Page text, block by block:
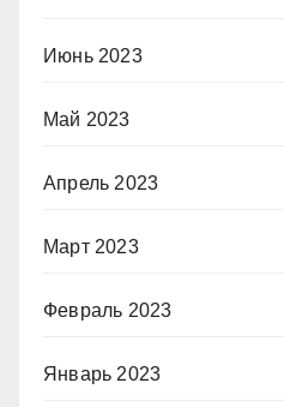
Июнь 2023
Май 2023
Апрель 2023
Март 2023
Февраль 2023
Январь 2023